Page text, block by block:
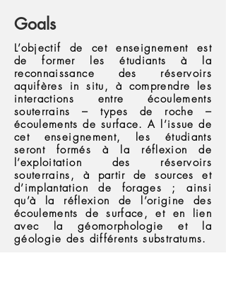
Goals
L’objectif de cet enseignement est
de former les étudiants à la
reconnaissance des réservoirs
aquifères in situ, à comprendre les
interactions entre écoulements
souterrains – types de roche –
écoulements de surface. A l’issue de
cet enseignement, les étudiants
seront formés à la réflexion de
l’exploitation des réservoirs
souterrains, à partir de sources et
d’implantation de forages ; ainsi
qu’à la réflexion de l’origine des
écoulements de surface, et en lien
avec la géomorphologie et la
géologie des différents substratums.